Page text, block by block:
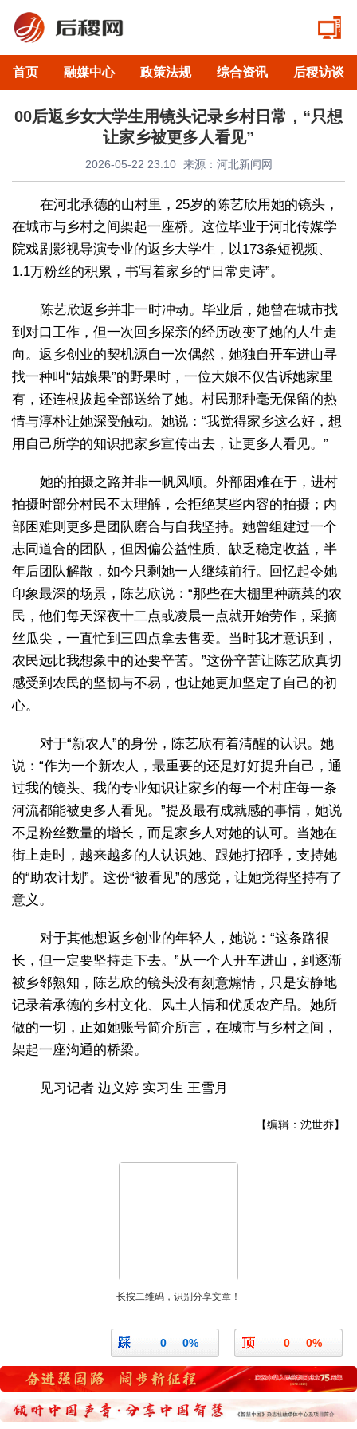
首页 融媒中心 政策法规 综合资讯 后稷访谈
00后返乡女大学生用镜头记录乡村日常，“只想
让家乡被更多人看见”
2026-05-22 23:10 来源：河北新闻网
在河北承德的山村里，25岁的陈艺欣用她的镜头，
在城市与乡村之间架起一座桥。这位毕业于河北传媒学
院戏剧影视导演专业的返乡大学生，以173条短视频、
1.1万粉丝的积累，书写着家乡的“日常史诗”。
陈艺欣返乡并非一时冲动。毕业后，她曾在城市找
到对口工作，但一次回乡探亲的经历改变了她的人生走
向。返乡创业的契机源自一次偶然，她独自开车进山寻
找一种叫“姑娘果”的野果时，一位大娘不仅告诉她家里
有，还连根拔起全部送给了她。村民那种毫无保留的热
情与淳朴让她深受触动。她说：“我觉得家乡这么好，想
用自己所学的知识把家乡宣传出去，让更多人看见。”
她的拍摄之路并非一帆风顺。外部困难在于，进村
拍摄时部分村民不太理解，会拒绝某些内容的拍摄；内
部困难则更多是团队磨合与自我坚持。她曾组建过一个
志同道合的团队，但因偏公益性质、缺乏稳定收益，半
年后团队解散，如今只剩她一人继续前行。回忆起令她
印象最深的场景，陈艺欣说：“那些在大棚里种蔬菜的农
民，他们每天深夜十二点或凌晨一点就开始劳作，采摘
丝瓜尖，一直忙到三四点拿去售卖。当时我才意识到，
农民远比我想象中的还要辛苦。”这份辛苦让陈艺欣真切
感受到农民的坚韧与不易，也让她更加坚定了自己的初
心。
对于“新农人”的身份，陈艺欣有着清醒的认识。她
说：“作为一个新农人，最重要的还是好好提升自己，通
过我的镜头、我的专业知识让家乡的每一个村庄每一条
河流都能被更多人看见。”提及最有成就感的事情，她说
不是粉丝数量的增长，而是家乡人对她的认可。当她在
街上走时，越来越多的人认识她、跟她打招呼，支持她
的“助农计划”。这份“被看见”的感觉，让她觉得坚持有了
意义。
对于其他想返乡创业的年轻人，她说：“这条路很
长，但一定要坚持走下去。”从一个人开车进山，到逐渐
被乡邻熟知，陈艺欣的镜头没有刻意煽情，只是安静地
记录着承德的乡村文化、风土人情和优质农产品。她所
做的一切，正如她账号简介所言，在城市与乡村之间，
架起一座沟通的桥梁。
见习记者 边义婷 实习生 王雪月
【编辑：沈世乔】
长按二维码，识别分享文章！
0 0%
0 0%